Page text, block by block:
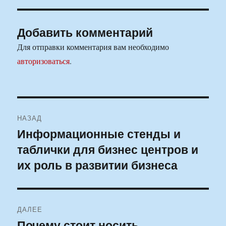
Добавить комментарий
Для отправки комментария вам необходимо
авторизоваться.
по
записям
НАЗАД
Предыдущая
запись:
Информационные стенды и
таблички для бизнес центров и
их роль в развитии бизнеса
ДАЛЕЕ